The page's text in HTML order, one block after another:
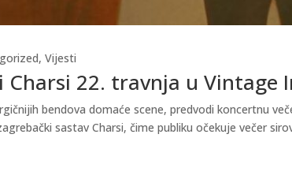
Charsi 22. travnja u Vintage
,Vijesti
bendova domaće scene, predvodi koncertnu
sastav Charsi, čime publiku očekuje večer